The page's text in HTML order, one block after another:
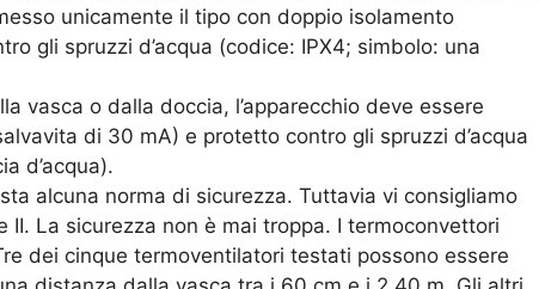
unicamente il tipo con doppio isolamento
gli spruzzi d’acqua (codice: IPX4; simbolo: una
vasca o dalla doccia, l’apparecchio deve essere
di 30 mA) e protetto contro gli spruzzi d’acqua
d’acqua).
alcuna norma di sicurezza. Tuttavia vi consigliamo
II. La sicurezza non è mai troppa. I termoconvettori
dei cinque termoventilatori testati possono essere